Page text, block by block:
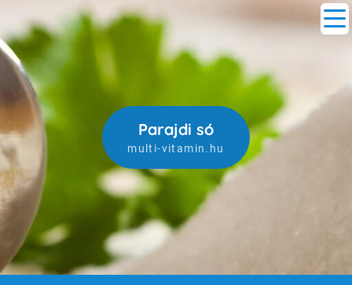
Parajdi só
multi-vitamin.hu